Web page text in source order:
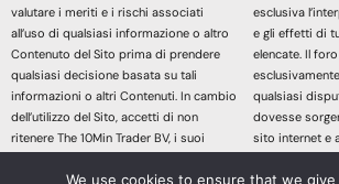
valutare i meriti e i rischi associati
all’uso di qualsiasi informazione o altro
Contenuto del Sito prima di prendere
qualsiasi decisione basata su tali
informazioni o altri Contenuti. In cambio
dell’utilizzo del Sito, accetti di non
ritenere The 10Min Trader BV, i suoi
servizi responsabile di eventuali
esclusiva
e gli effetti di
elencate. Il
qualsiasi
dovesse
sito internet e
dei contenuti
We use cookies to ensure that we